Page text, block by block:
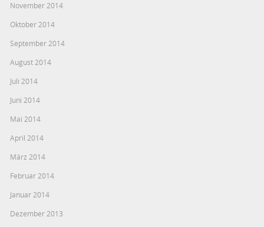
November 2014
Oktober 2014
September 2014
August 2014
Juli 2014
Juni 2014
Mai 2014
April 2014
März 2014
Februar 2014
Januar 2014
Dezember 2013